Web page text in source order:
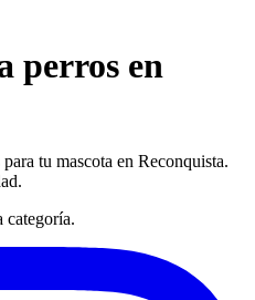
perros en
tu mascota en Reconquista.
categoría.